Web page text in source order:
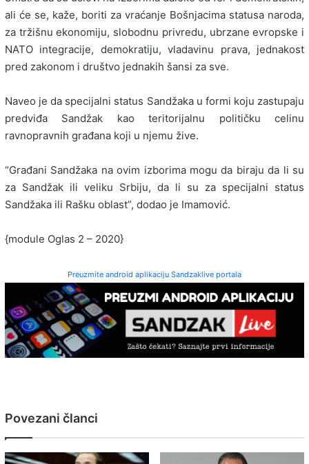
ali će se, kaže, boriti za vraćanje Bošnjacima statusa naroda,
za tržišnu ekonomiju, slobodnu privredu, ubrzane evropske i
NATO integracije, demokratiju, vladavinu prava, jednakost
pred zakonom i društvo jednakih šansi za sve.
Naveo je da specijalni status Sandžaka u formi koju zastupaju
predviđa Sandžak kao teritorijalnu političku celinu
ravnopravnih građana koji u njemu žive.
“Građani Sandžaka na ovim izborima mogu da biraju da li su
za Sandžak ili veliku Srbiju, da li su za specijalni status
Sandžaka ili Rašku oblast”, dodao je Imamović.
{module Oglas 2 – 2020}
Preuzmite android aplikaciju Sandzaklive portala
Povezani članci